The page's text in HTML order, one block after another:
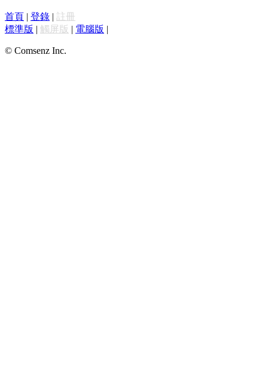
首頁 | 登錄 | 註冊
標準版 | 觸屏版 | 電腦版 |
© Comsenz Inc.